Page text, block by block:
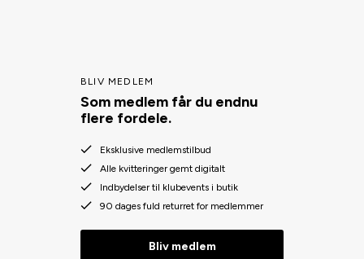
BLIV MEDLEM
Som medlem får du endnu
flere fordele.
Eksklusive medlemstilbud
Alle kvitteringer gemt digitalt
Indbydelser til klubevents i butik
90 dages fuld returret for medlemmer
Bliv medlem